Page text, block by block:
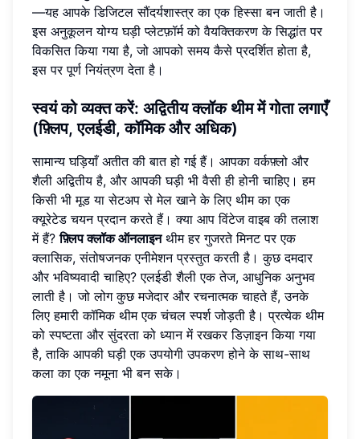
—यह आपके डिजिटल सौंदर्यशास्त्र का एक हिस्सा बन जाती है।
इस अनुकूलन योग्य घड़ी प्लेटफ़ॉर्म को वैयक्तिकरण के सिद्धांत पर
विकसित किया गया है, जो आपको समय कैसे प्रदर्शित होता है,
इस पर पूर्ण नियंत्रण देता है।
स्वयं को व्यक्त करें: अद्वितीय क्लॉक थीम में गोता लगाएँ
(फ़्लिप, एलईडी, कॉमिक और अधिक)
सामान्य घड़ियाँ अतीत की बात हो गई हैं। आपका वर्कफ़्लो और
शैली अद्वितीय है, और आपकी घड़ी भी वैसी ही होनी चाहिए। हम
किसी भी मूड या सेटअप से मेल खाने के लिए थीम का एक
क्यूरेटेड चयन प्रदान करते हैं। क्या आप विंटेज वाइब की तलाश
में हैं?फ़्लिप क्लॉक ऑनलाइनथीम हर गुजरते मिनट पर एक
क्लासिक, संतोषजनक एनीमेशन प्रस्तुत करती है। कुछ दमदार
और भविष्यवादी चाहिए? एलईडी शैली एक तेज, आधुनिक अनुभव
लाती है। जो लोग कुछ मजेदार और रचनात्मक चाहते हैं, उनके
लिए हमारी कॉमिक थीम एक चंचल स्पर्श जोड़ती है। प्रत्येक थीम
को स्पष्टता और सुंदरता को ध्यान में रखकर डिज़ाइन किया गया
है, ताकि आपकी घड़ी एक उपयोगी उपकरण होने के साथ-साथ
कला का एक नमूना भी बन सके।